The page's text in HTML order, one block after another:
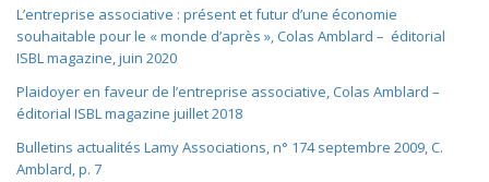
L’entreprise associative : présent et futur d’une économie
souhaitable pour le « monde d’après », Colas Amblard – éditorial
ISBL magazine, juin 2020
Plaidoyer en faveur de l’entreprise associative, Colas Amblard –
éditorial ISBL magazine juillet 2018
Bulletins actualités Lamy Associations, n° 174 septembre 2009, C.
Amblard, p. 7